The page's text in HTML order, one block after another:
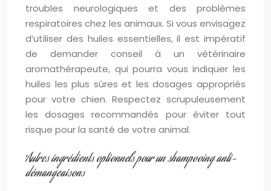
troubles neurologiques et des problèmes
respiratoires chez les animaux. Si vous envisagez
d’utiliser des huiles essentielles, il est impératif
de demander conseil à un vétérinaire
aromathérapeute, qui pourra vous indiquer les
huiles les plus sûres et les dosages appropriés
pour votre chien. Respectez scrupuleusement
les dosages recommandés pour éviter tout
risque pour la santé de votre animal.
Autres ingrédients optionnels pour un shampooing anti-
démangeaisons